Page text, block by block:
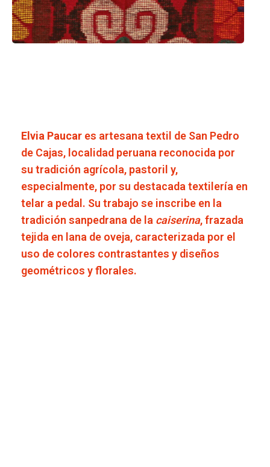
Elvia Paucar es artesana textil de San Pedro
de Cajas, localidad peruana reconocida por
su tradición agrícola, pastoril y,
especialmente, por su destacada textilería en
telar a pedal. Su trabajo se inscribe en la
tradición sanpedrana de la caiserina, frazada
tejida en lana de oveja, caracterizada por el
uso de colores contrastantes y diseños
geométricos y florales.